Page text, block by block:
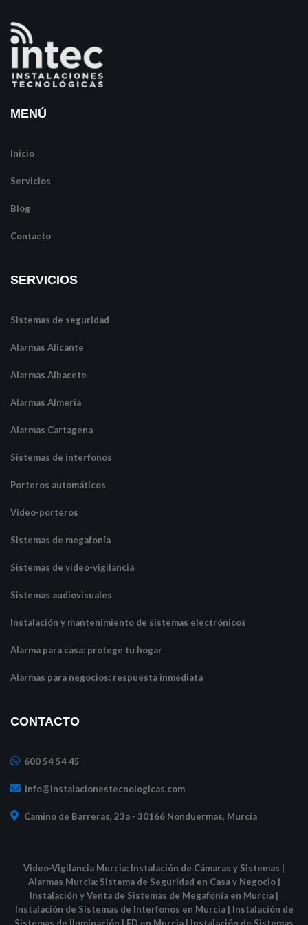
MENÚ
Inicio
Servicios
Blog
Contacto
SERVICIOS
Sistemas de seguridad
Alarmas Alicante
Alarmas Albacete
Alarmas Almeria
Alarmas Cartagena
Sistemas de interfonos
Porteros automáticos
Video-porteros
Sistemas de megafonía
Sistemas de video-vigilancia
Sistemas audiovisuales
Instalación y mantenimiento de sistemas electrónicos
Alarma para casa: protege tu hogar
Alarmas para negocios: respuesta inmediata
CONTACTO
600 54 54 45
info@instalacionestecnologicas.com
Camino de Barreras, 23a - 30166 Nonduermas, Murcia
Video-Vigilancia Murcia: Instalación de Cámaras y Sistemas |
Alarmas Murcia: Sistema de Seguridad en Casa y Negocio|
Instalación y Venta de Sistemas de Megafonía en Murcia |
Instalación de Sistemas de Interfonos en Murcia| Instalación de